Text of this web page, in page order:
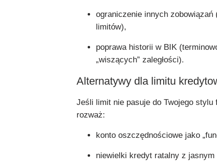
ograniczenie innych zobowiązań
limitów),
poprawa historii w BIK
„wiszących” zaległości).
Alternatywy dla limitu
Jeśli limit nie pasuje do Twojego stylu
rozważ:
konto oszczędnościowe jako
niewielki kredyt ratalny z jasnym